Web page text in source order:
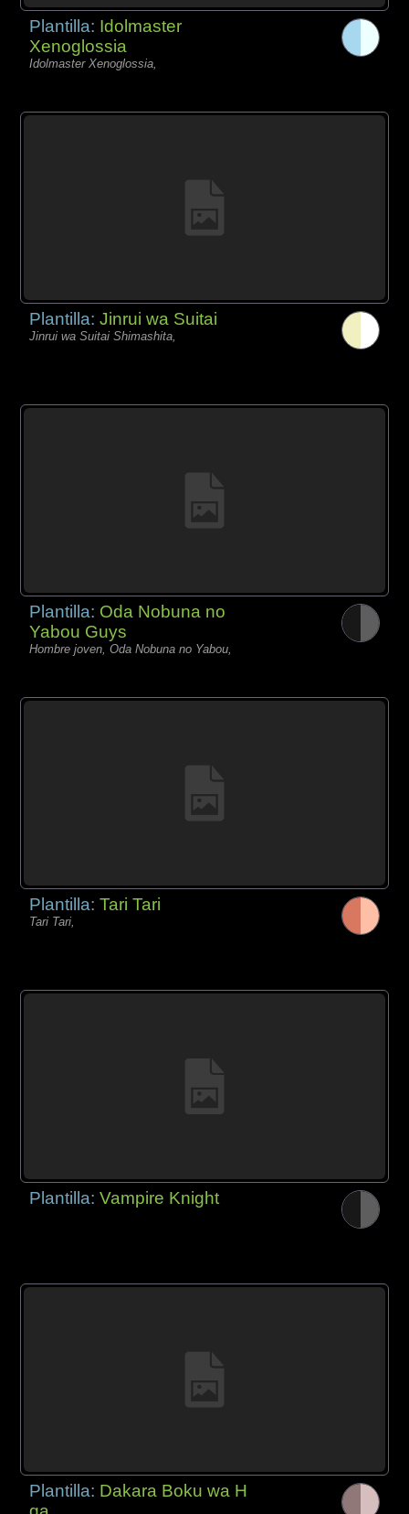
Plantilla: Idolmaster
Xenoglossia
Idolmaster Xenoglossia,
Plantilla:Jinrui wa Suitai
Jinrui wa Suitai Shimashita,
Plantilla: Oda Nobuna no
Yabou Guys
Hombre joven, Oda Nobuna no Yabou,
Plantilla:Tari Tari
Tari Tari,
Plantilla:Vampire Knight
Plantilla: Dakara Boku wa H